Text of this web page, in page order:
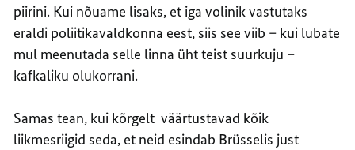
piirini. Kui nõuame lisaks, et iga volinik vastutaks
eraldi poliitikavaldkonna eest, siis see viib – kui lubate
mul meenutada selle linna üht teist suurkuju –
kafkaliku olukorrani.
Samas tean, kui kõrgelt väärtustavad kõik
liikmesriigid seda, et neid esindab Brüsselis just